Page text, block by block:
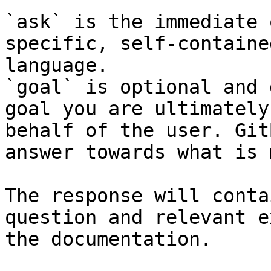
`ask` is the
specific, self-
language.
`goal` is optional and
goal you are
behalf of the user.
answer towards what
The response will
question and relevant
the documentation.